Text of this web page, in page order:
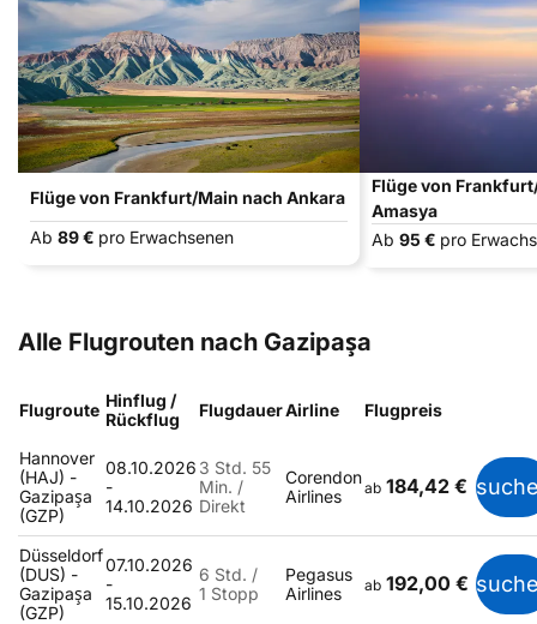
Flüge von Frankfurt/Main nach Ankara
Ab 89 € pro Erwachsenen
Flüge von
Amasya
Ab 95 € pro
Alle Flugrouten nach Gazipaşa
Flugroute Hinflug /
Rückflug
FlugdauerAirline Flugpreis
Hannover
(HAJ) -
Gazipaşa
(GZP)
08.10.2026
-
14.10.2026
3 Std. 55
Min. /
Direkt
Corendon
Airlines
ab 184,42 €
Düsseldorf
(DUS) -
Gazipaşa
(GZP)
07.10.2026
-
15.10.2026
6 Std. /
1 Stopp
Pegasus
Airlines
ab 192,00 €